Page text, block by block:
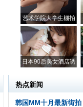
艺术学院大学生棚拍
日本90后美女酒店诱
热点新闻
韩国MM十月最新街